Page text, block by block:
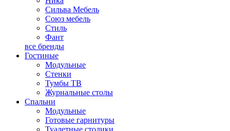
Сильва Мебель
Союз мебель
Стиль
Фант
все бренды
Гостиные
Модульные
Стенки
Тумбы ТВ
Журнальные столы
Спальни
Модульные
Готовые гарнитуры
Туалетные столики